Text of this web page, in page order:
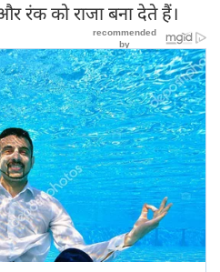
रंक को राजा बना देते हैं।